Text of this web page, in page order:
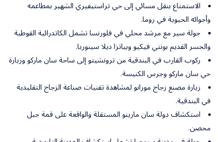
الاستمتاع بنقل مسائي إلى حي تراستيفيري الشهير بمطاعمه
وأجوائه الحيوية في روما.
جولة سير مع مرشد محلي في فلورنسا تشمل الكاتدرائية القوطية
والجسر القديم بونتي فيكيو وبياتزا ديلا سينوريا.
ركوب القارب في البندقية من ترونشيتو إلى ساحة سان ماركو وزيارة
حي سان ماركو وجرس الكنيسة.
زيارة مصنع زجاج مورانو لمشاهدة تقنيات صناعة الزجاج التقليدية
في البندقية.
استكشاف دولة سان مارينو المستقلة والواقعة على قمة جبل
محصن.